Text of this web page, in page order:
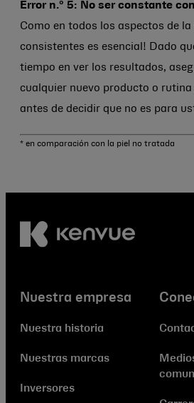
Error n.º 5: No ser constante
Como en todos los aspectos de la
consistentes es esencial! Dado
tiempo en ver los resultados,
cualquier nuevo producto o
antes de decidir que no es para
* en comparación con la piel no tratada
Nuestra empresa
Nuestra historia
Nuestras marcas
Inversores